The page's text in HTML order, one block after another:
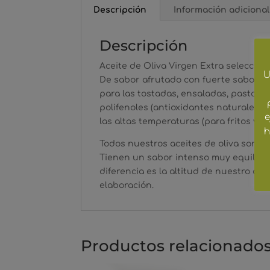
Descripción Información adicional
Descripción
Aceite de Oliva Virgen Extra
De sabor afrutado con fuerte sabor a
para las tostadas, ensaladas, pastas,
polifenoles (antioxidantes naturales),
las altas temperaturas (para fritos y
Todos nuestros aceites de oliva son
Tienen un sabor intenso muy
diferencia es la altitud de nuestro
elaboración.
Productos